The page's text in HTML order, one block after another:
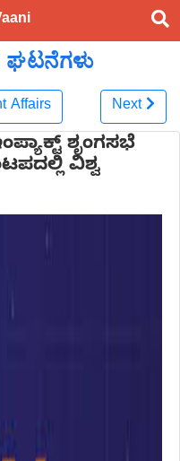
ಘಟನೆಗಳು
Affairs Next
ಶೃಂಗಸಭೆ
ವಿಶ್ವ